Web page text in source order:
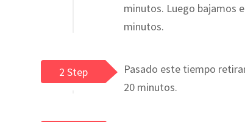
minutos. Luego bajamos
minutos.
2 Step
Pasado este tiempo
20 minutos.